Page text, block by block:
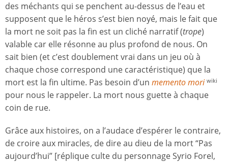
des méchants qui se penchent au-dessus de l’eau et
supposent que le héros s’est bien noyé, mais le fait que
la mort ne soit pas la fin est un cliché narratif (trope)
valable car elle résonne au plus profond de nous. On
sait bien (et c’est doublement vrai dans un jeu où à
chaque chose correspond une caractéristique) que la
mort est la fin ultime. Pas besoin d’un memento mori wiki
pour nous le rappeler. La mort nous guette à chaque
coin de rue.
Grâce aux histoires, on a l’audace d’espérer le contraire,
de croire aux miracles, de dire au dieu de la mort “Pas
aujourd’hui” [réplique culte du personnage Syrio Forel,